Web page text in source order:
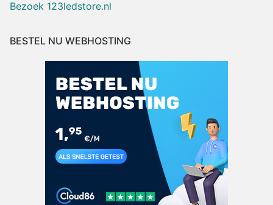
Bezoek 123ledstore.nl
BESTEL NU WEBHOSTING